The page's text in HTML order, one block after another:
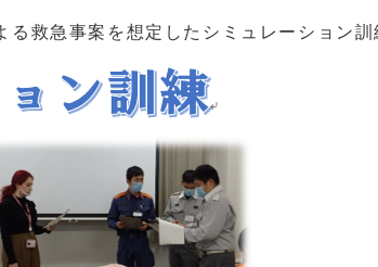
救急事案を想定したシミュレーション訓